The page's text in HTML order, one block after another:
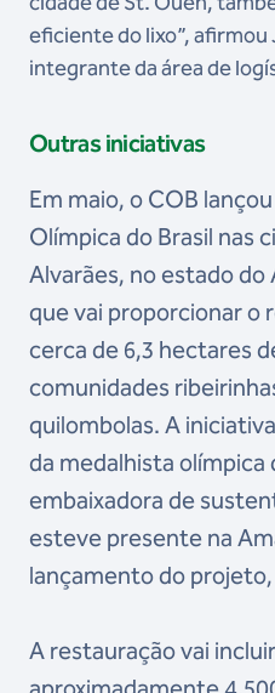
eficiente do lixo”, afirmou
integrante da área de
Outras iniciativas
Em maio, o COB
Olímpica do Brasil nas
Alvarães, no estado do
que vai proporcionar
cerca de 6,3 hectares
comunidades
quilombolas. A
da medalhista olímpica
embaixadora de
esteve presente na
lançamento do
A restauração vai